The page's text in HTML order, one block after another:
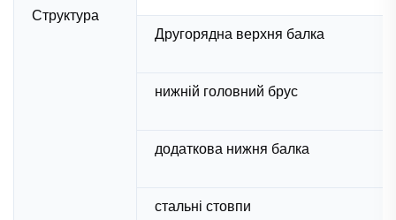
Структура
Другорядна верхня балка
нижній головний брус
додаткова нижня балка
стальні стовпи